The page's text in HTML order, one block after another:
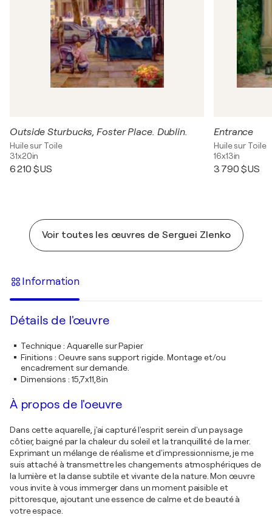
Outside Sturbucks, Foster Place. Dublin.
Huile sur Toile
31x20in
6 210 $US
Entrance
Huile sur Toile
16x13in
3 790 $US
Voir toutes les œuvres de Serguei Zlenko
Information
Détails de l'œuvre
Technique: Aquarelle sur Papier
Finitions : Oeuvre sans support rigide. Montage et/ou
encadrement sur demande.
Dimensions : 15,7x11,8in
À propos de l'oeuvre
Dans cette aquarelle, j'ai capturé l'esprit serein d'un paysage
côtier, baigné par la chaleur du soleil et la tranquillité de la mer.
Exprimant un mélange de réalisme et d'impressionnisme, je me
suis attaché à transmettre les changements atmosphériques de
la lumière et la danse subtile et vivante de la nature. Mon œuvre
vous invite à vous immerger dans un moment paisible et
pittoresque, ajoutant une essence de calme et de beauté à
votre espace.